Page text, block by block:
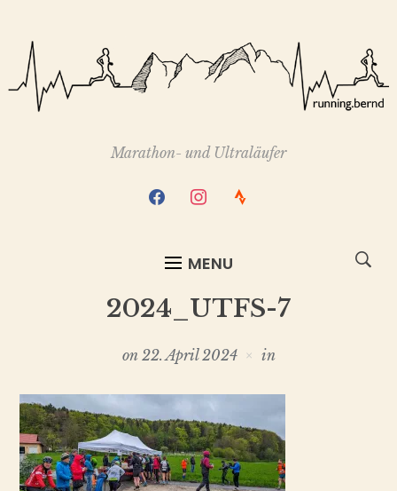
Marathon- und Ultraläufer
facebookinstagram
strava
MENU
2024_UTFS-7
on 22. April 2024 in